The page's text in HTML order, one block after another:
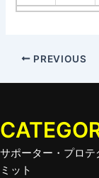
PREVIOUS
サポーター・プロテ
ミット